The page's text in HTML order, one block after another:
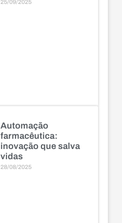
25/09/2025
Automação
farmacêutica:
inovação que salva
vidas
28/08/2025